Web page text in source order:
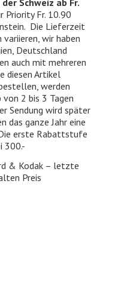
Priority Fr. 10.90
Die Lieferzeit
wir haben
Deutschland
auch mit mehreren
diesen Artikel
werden
2 bis 3 Tagen
Sendung wird später
das ganze Jahr eine
erste Rabattstufe
300.-
& Kodak – letzte
Preis